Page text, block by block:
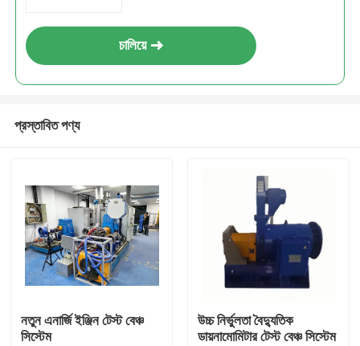
চালিয়ে
প্রস্তাবিত পণ্য
নতুন এনার্জি ইঞ্জিন টেস্ট বেঞ্চ
সিস্টেম
উচ্চ নির্ভুলতা বৈদ্যুতিক
ডায়নামোমিটার টেস্ট বেঞ্চ সিস্টেম